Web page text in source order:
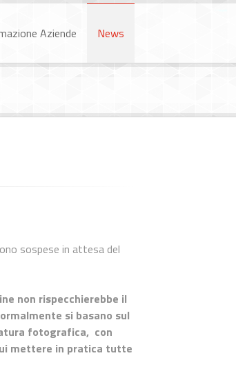
Aziende News
sospese in attesa del
non rispecchierebbe il
si basano sul
fotografica, con
mettere in pratica tutte